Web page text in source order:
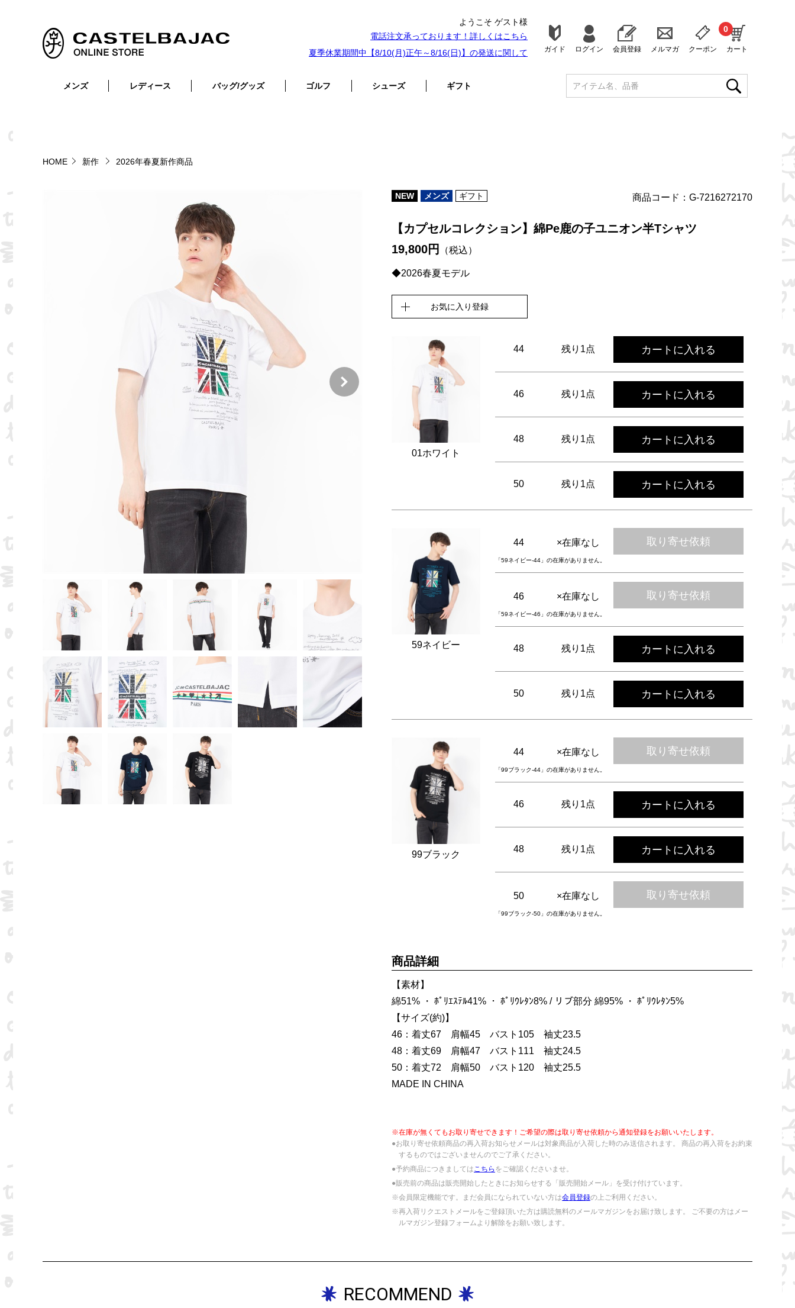
ようこそ ゲスト様
電話注文承っております！詳しくはこちら
夏季休業期間中【8/10(月)正午～8/16(日)】の発送に関して
ガイド ログイン 会員登録 メルマガ クーポン カート
0
メンズ レディース バッグ/グッズ ゴルフ シューズ ギフト
HOME 新作 2026年春夏新作商品
NEW メンズ ギフト 商品コード：G-7216272170
【カプセルコレクション】綿Pe鹿の子ユニオン半Tシャツ
19,800円
（税込）
◆2026春夏モデル
お気に入り登録
01ホワイト
44 残り1点 カートに入れる
46 残り1点 カートに入れる
48 残り1点 カートに入れる
50 残り1点 カートに入れる
59ネイビー
44 ×在庫なし 取り寄せ依頼
「59ネイビー-44」の在庫がありません。
46 ×在庫なし 取り寄せ依頼
「59ネイビー-46」の在庫がありません。
48 残り1点 カートに入れる
50 残り1点 カートに入れる
99ブラック
44 ×在庫なし 取り寄せ依頼
「99ブラック-44」の在庫がありません。
46 残り1点 カートに入れる
48 残り1点 カートに入れる
50 ×在庫なし 取り寄せ依頼
「99ブラック-50」の在庫がありません。
商品詳細
【素材】
綿51% ・ ﾎﾟﾘｴｽﾃﾙ41% ・ ﾎﾟﾘｳﾚﾀﾝ8% / リブ部分 綿95% ・ ﾎﾟﾘｳﾚﾀﾝ5%
【サイズ(約)】
46：着丈67 肩幅45 バスト105 袖丈23.5
48：着丈69 肩幅47 バスト111 袖丈24.5
50：着丈72 肩幅50 バスト120 袖丈25.5
MADE IN CHINA
※在庫が無くてもお取り寄せできます！ご希望の際は取り寄せ依頼から通知登録をお願いいたします。
●お取り寄せ依頼商品の再入荷お知らせメールは対象商品が入荷した時のみ送信されます。 商品の再入荷をお約束
するものではございませんのでご了承ください。
●予約商品につきましてはこちら をご確認くださいませ。
●販売前の商品は販売開始したときにお知らせする「販売開始メール」を受け付けています。
※会員限定機能です。まだ会員になられていない方は会員登録の上ご利用ください。
※再入荷リクエストメールをご登録頂いた方は購読無料のメールマガジンをお届け致します。 ご不要の方はメー
ルマガジン登録フォームより解除をお願い致します。
RECOMMEND